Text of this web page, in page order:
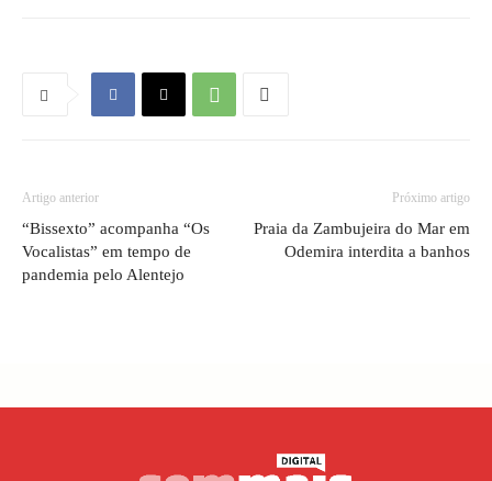
Artigo anterior
“Bissexto” acompanha “Os
Vocalistas” em tempo de
pandemia pelo Alentejo
Próximo artigo
Praia da Zambujeira do Mar em
Odemira interdita a banhos